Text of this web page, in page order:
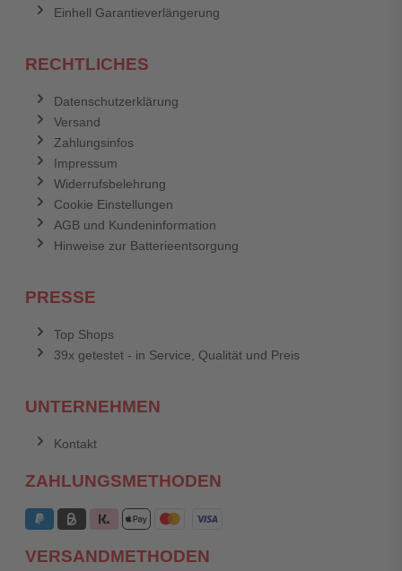
Einhell Garantieverlängerung
RECHTLICHES
Datenschutzerklärung
Versand
Zahlungsinfos
Impressum
Widerrufsbelehrung
Cookie Einstellungen
AGB und Kundeninformation
Hinweise zur Batterieentsorgung
PRESSE
Top Shops
39x getestet - in Service, Qualität und Preis
UNTERNEHMEN
Kontakt
ZAHLUNGSMETHODEN
VERSANDMETHODEN